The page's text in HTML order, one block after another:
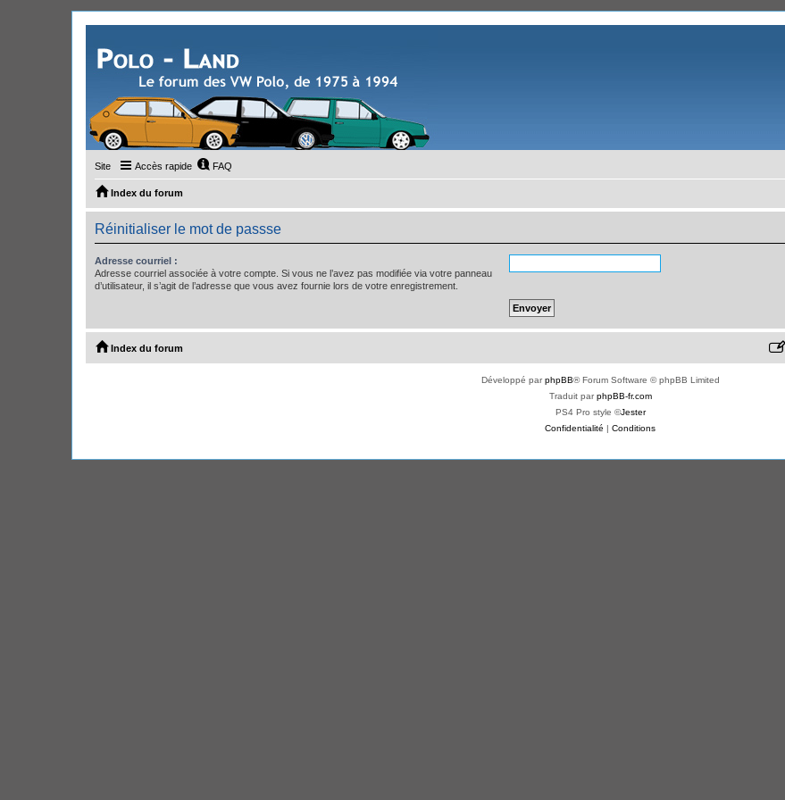
Site Accès rapide FAQ
Index du forum
Réinitialiser le mot de passse
Adresse courriel :
Adresse courriel associée à votre compte. Si vous ne l’avez pas modifiée via votre panneau
d’utilisateur, il s’agit de l’adresse que vous avez fournie lors de votre enregistrement.
Index du forum
Développé parphpBB® Forum Software © phpBB Limited
Traduit parphpBB-fr.com
PS4 Pro style ©Jester
Confidentialité | Conditions